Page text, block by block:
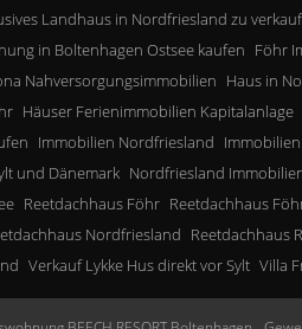
Landhaus in Nordfriesland zu
in Boltenhagen Ostsee kaufen Föhr
Nahversorgungsimmobilien Haus in
Häuser Ferienimmobilien Kapitalanlage
Immobilien Nordfriesland
und Dänemark Nordfriesland
Reetdachhaus Föhr Reetdachhaus
Nordfriesland Reetdachhaus
Verkauf Lykke Hus direkt vor Sylt Villa